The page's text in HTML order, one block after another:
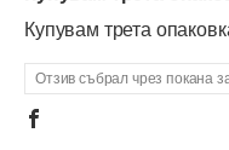
Купувам трета
Отзив събрал чрез покана